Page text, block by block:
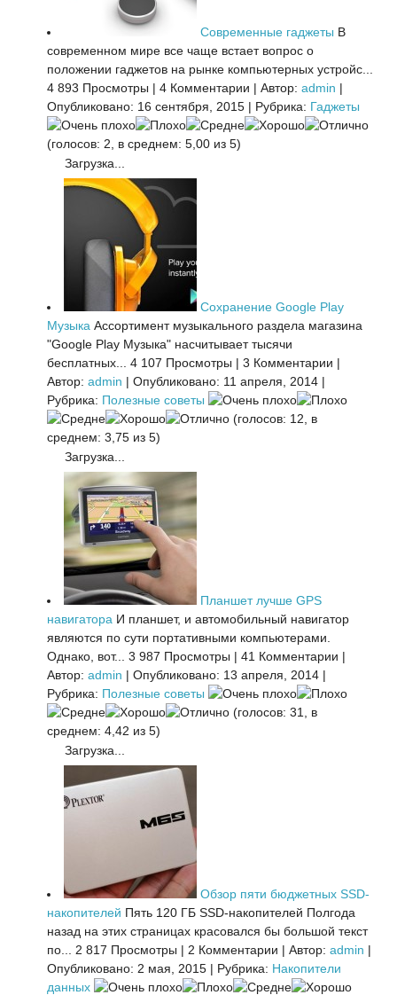
Современные гаджеты В
современном мире все чаще встает вопрос о
положении гаджетов на рынке компьютерных устройс...
4 893 Просмотры | 4 Комментарии | Автор: admin |
Опубликовано: 16 сентября, 2015 | Рубрика: Гаджеты
(голосов: 2, в среднем: 5,00 из 5)
Загрузка...
Сохранение Google Play
Музыка Ассортимент музыкального раздела магазина
"Google Play Музыка" насчитывает тысячи
бесплатных...
4 107 Просмотры | 3 Комментарии |
Автор: admin | Опубликовано: 11 апреля, 2014 |
Рубрика: Полезные советы
(голосов: 12, в
среднем: 3,75 из 5)
Загрузка...
Планшет лучше GPS
навигатора И планшет, и автомобильный навигатор
являются по сути портативными компьютерами.
Однако, вот...
3 987 Просмотры | 41 Комментарии |
Автор: admin | Опубликовано: 13 апреля, 2014 |
Рубрика: Полезные советы
(голосов: 31, в
среднем: 4,42 из 5)
Загрузка...
Обзор пяти бюджетных SSD-
накопителей Пять 120 ГБ SSD-накопителей Полгода
назад на этих страницах красовался бы большой текст
по...
2 817 Просмотры | 2 Комментарии | Автор: admin |
Опубликовано: 2 мая, 2015 | Рубрика: Накопители
данных